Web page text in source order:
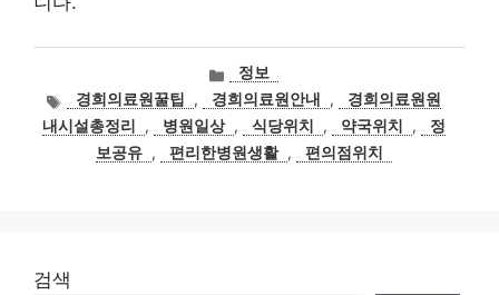
카
테
고
리
정보
태
그
경희의료원꿀팁 , 경희의료원안내 ,
경희의료원원
내시설총정리
, 병원일상 , 식당위치 , 약국위치 ,
정
보공유 , 편리한병원생활 , 편의점위치
검색